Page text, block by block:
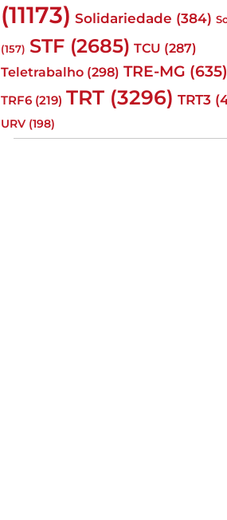
(11173) Solidariedade (384)
(157) STF (2685) TCU (287)
Teletrabalho (298) TRE-MG (635)
TRF6 (219) TRT (3296) TRT3
URV (198)